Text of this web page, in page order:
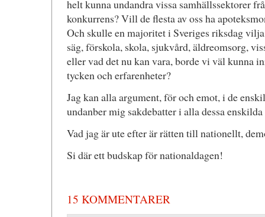
helt kunna undandra vissa samhällssektorer
konkurrens? Vill de flesta av oss ha
Och skulle en majoritet i Sveriges riksdag
säg, förskola, skola, sjukvård, äldreomsorg,
eller vad det nu kan vara, borde vi väl kunna
tycken och erfarenheter?
Jag kan alla argument, för och emot, i de
undanber mig sakdebatter i alla dessa
Vad jag är ute efter är rätten till nationellt,
Si där ett budskap för nationaldagen!
15 KOMMENTARER